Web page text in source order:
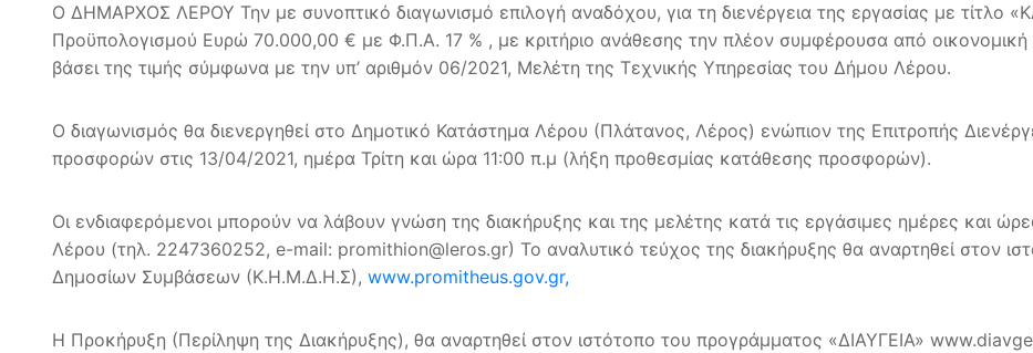
Ο ΔΗΜΑΡΧΟΣ ΛΕΡΟΥ Την με συνοπτικό διαγωνισμό επιλογή αναδόχου, για τη διενέργεια της εργασίας με
Προϋπολογισμού Ευρώ 70.000,00 € με Φ.Π.Α. 17 % , με κριτήριο ανάθεσης την πλέον συμφέρουσα από
βάσει της τιμής σύμφωνα με την υπ’ αριθμόν 06/2021, Μελέτη της Τεχνικής Υπηρεσίας του Δήμου Λέρου.
Ο διαγωνισμός θα διενεργηθεί στο Δημοτικό Κατάστημα Λέρου (Πλάτανος, Λέρος) ενώπιον της Επιτροπής
προσφορών στις 13/04/2021, ημέρα Τρίτη και ώρα 11:00 π.μ (λήξη προθεσμίας κατάθεσης προσφορών).
Οι ενδιαφερόμενοι μπορούν να λάβουν γνώση της διακήρυξης και της μελέτης κατά τις εργάσιμες ημέρες και
Λέρου (τηλ. 2247360252, e-mail: promithion@leros.gr) Το αναλυτικό τεύχος της διακήρυξης θα αναρτηθεί στον
Δημοσίων Συμβάσεων (Κ.Η.Μ.Δ.Η.Σ), www.promitheus.gov.gr,
Η Προκήρυξη (Περίληψη της Διακήρυξης), θα αναρτηθεί στον ιστότοπο του προγράμματος «ΔΙΑΥΓΕΙΑ»